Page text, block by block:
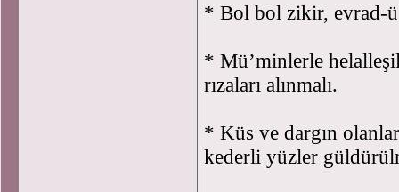
* Bol bol zikir, evrad-
* Mü’minlerle
rızaları alınmalı.
* Küs ve dargın olanlar
kederli yüzler